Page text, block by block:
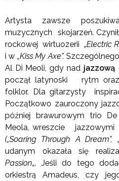
Artysta zawsze
muzycznych skojarzeń.
rockowej wirtuozerii „Electric
i w „Kiss My Axe”.
Al Di Meoli, gdy nad jazzową
począł latynoski rytm
folklor. Dla gitarzysty
Początkowo zauroczony
później brawurowym trio De
Meola, wreszcie
(„Soaring Through A Dream”,
udanym okazała się
Passion„. Jeśli do tego
orkiestrą Amadeus, czy